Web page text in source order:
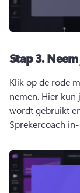
Stap 3.
Klik op de rode
nemen. Hier kun
Sprekercoach